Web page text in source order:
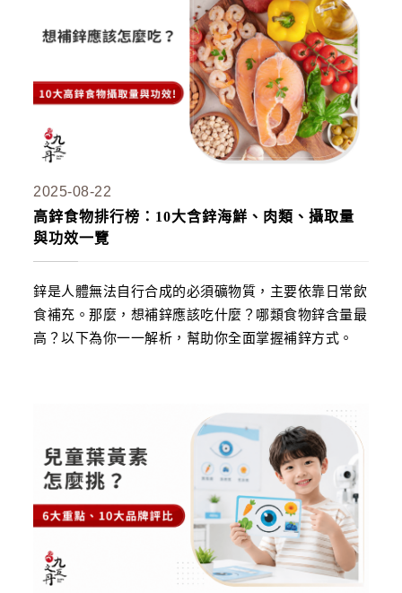
2025-08-22
高鋅食物排行榜：10大含鋅海鮮、肉類、攝取量
與功效一覽
鋅是人體無法自行合成的必須礦物質，主要依靠日常飲
食補充。那麼，想補鋅應該吃什麼？哪類食物鋅含量最
高？以下為你一一解析，幫助你全面掌握補鋅方式。